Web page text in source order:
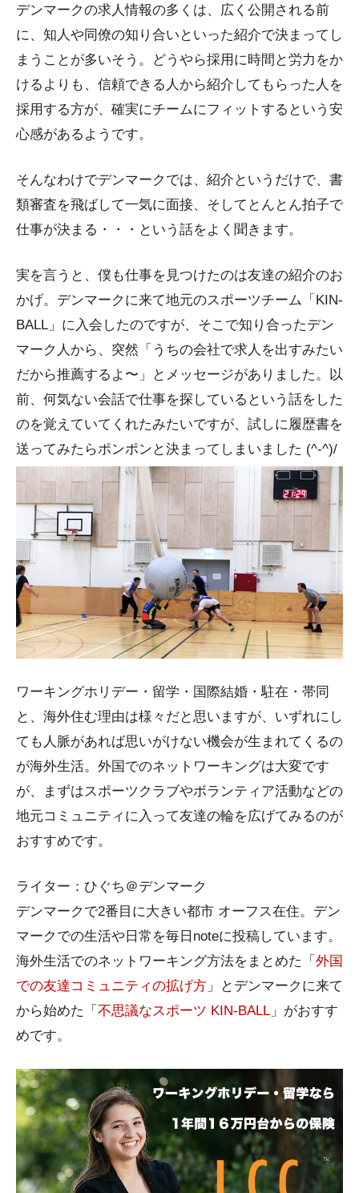
デンマークの求人情報の多くは、広く公開される前
に、知人や同僚の知り合いといった紹介で決まってし
まうことが多いそう。どうやら採用に時間と労力をか
けるよりも、信頼できる人から紹介してもらった人を
採用する方が、確実にチームにフィットするという安
心感があるようです。
そんなわけでデンマークでは、紹介というだけで、書
類審査を飛ばして一気に面接、そしてとんとん拍子で
仕事が決まる・・・という話をよく聞きます。
実を言うと、僕も仕事を見つけたのは友達の紹介のお
かげ。デンマークに来て地元のスポーツチーム「KIN-
BALL」に入会したのですが、そこで知り合ったデン
マーク人から、突然「うちの会社で求人を出すみたい
だから推薦するよ〜」とメッセージがありました。以
前、何気ない会話で仕事を探しているという話をした
のを覚えていてくれたみたいですが、試しに履歴書を
送ってみたらポンポンと決まってしまいました (^-^)/
ワーキングホリデー・留学・国際結婚・駐在・帯同
と、海外住む理由は様々だと思いますが、いずれにし
ても人脈があれば思いがけない機会が生まれてくるの
が海外生活。外国でのネットワーキングは大変です
が、まずはスポーツクラブやボランティア活動などの
地元コミュニティに入って友達の輪を広げてみるのが
おすすめです。
ライター：ひぐち＠デンマーク
デンマークで2番目に大きい都市 オーフス在住。デン
マークでの生活や日常を毎日noteに投稿しています。
海外生活でのネットワーキング方法をまとめた「 外国
での友達コミュニティの拡げ方 」とデンマークに来て
から始めた「 不思議なスポーツ KIN-BALL 」がおすす
めです。